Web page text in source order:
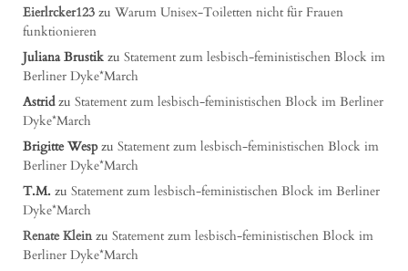
Eierlrcker123 zu Warum Unisex-Toiletten nicht für Frauen
funktionieren
Juliana Brustik zu Statement zum lesbisch-feministischen Block im
Berliner Dyke*March
Astridzu Statement zum lesbisch-feministischen Block im Berliner
Dyke*March
Brigitte Wespzu Statement zum lesbisch-feministischen Block im
Berliner Dyke*March
T.M. zu Statement zum lesbisch-feministischen Block im Berliner
Dyke*March
Renate Kleinzu Statement zum lesbisch-feministischen Block im
Berliner Dyke*March